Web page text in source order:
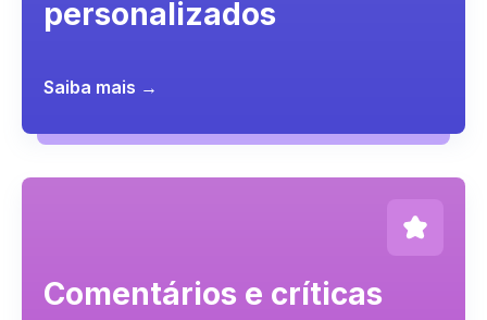
personalizados
Saiba mais →
Comentários e críticas